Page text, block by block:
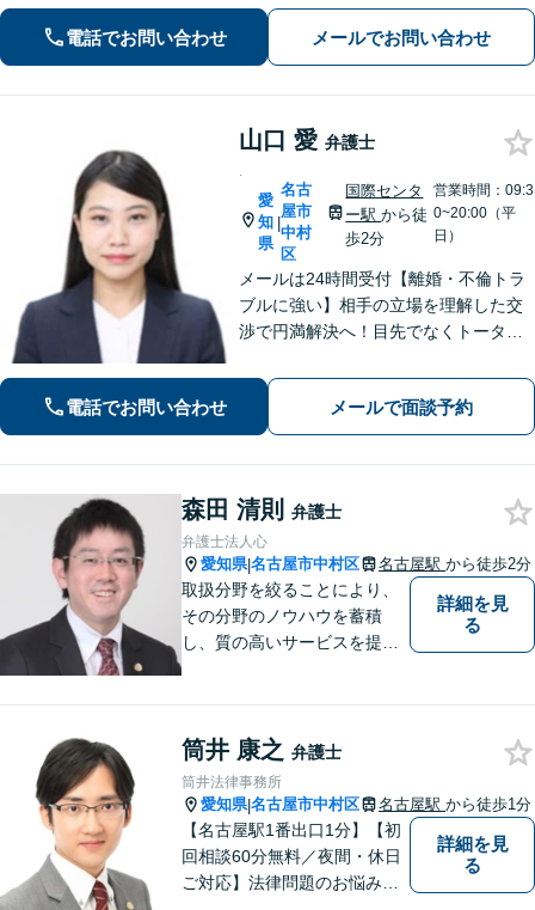
電話でお問い合わせ メールでお問い合わせ
山口 愛 弁護士
.
愛
知
県
|
名古
屋市
中村
区
国際センタ
ー駅から徒
歩2分
営業時間：09:3
0~20:00（平
日）
メールは24時間受付【離婚・不倫トラ
ブルに強い】相手の立場を理解した交
渉で円満解決へ！目先でなくトータル
いOK】【休日・夜間面談・Web面談・
出張相談可】刑事事件、交通事故にも
注力！【名古屋駅5分／岡崎周辺も対
応】
電話でお問い合わせ メールで面談予約
森田 清則 弁護士
弁護士法人心
愛知県|名古屋市中村区 名古屋駅 から徒歩2分
取扱分野を絞ることにより、
その分野のノウハウを蓄積
し、質の高いサービスを提供
相談ください。
詳細を見
る
筒井 康之 弁護士
筒井法律事務所
愛知県|名古屋市中村区 名古屋駅 から徒歩1分
【名古屋駅1番出口1分】【初
回相談60分無料／夜間・休日
ご対応】法律問題のお悩みは
詳細を見
る